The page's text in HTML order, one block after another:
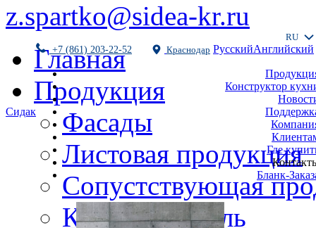
z.spartko@sidea-kr.ru
Сидак
+7 (861) 203-22-52 Краснодар
RU
РусскийАнглийский
Конструктор
Где
Бланк-
Главная
Продукция
Фасады
Листовая продукция
Сопустствующая
Кухни и мебель